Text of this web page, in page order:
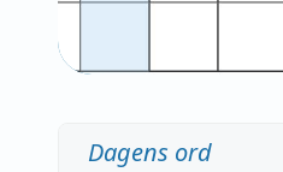
Dagens ord